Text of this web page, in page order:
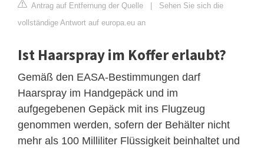
Antrag auf Entfernung der Quelle | Sehen Sie sich die
vollständige Antwort auf europa.eu an
Ist Haarspray im Koffer erlaubt?
Gemäß den EASA-Bestimmungen darf
Haarspray im Handgepäck und im
aufgegebenen Gepäck mit ins Flugzeug
genommen werden, sofern der Behälter nicht
mehr als 100 Milliliter Flüssigkeit beinhaltet und